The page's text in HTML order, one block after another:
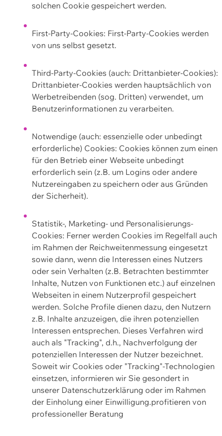
solchen Cookie gespeichert werden.
First-Party-Cookies: First-Party-Cookies werden
von uns selbst gesetzt.
Third-Party-Cookies (auch: Drittanbieter-Cookies):
Drittanbieter-Cookies werden hauptsächlich von
Werbetreibenden (sog. Dritten) verwendet, um
Benutzerinformationen zu verarbeiten.
Notwendige (auch: essenzielle oder unbedingt
erforderliche) Cookies: Cookies können zum einen
für den Betrieb einer Webseite unbedingt
erforderlich sein (z.B. um Logins oder andere
Nutzereingaben zu speichern oder aus Gründen
der Sicherheit).
Statistik-, Marketing- und Personalisierungs-
Cookies: Ferner werden Cookies im Regelfall auch
im Rahmen der Reichweitenmessung eingesetzt
sowie dann, wenn die Interessen eines Nutzers
oder sein Verhalten (z.B. Betrachten bestimmter
Inhalte, Nutzen von Funktionen etc.) auf einzelnen
Webseiten in einem Nutzerprofil gespeichert
werden. Solche Profile dienen dazu, den Nutzern
z.B. Inhalte anzuzeigen, die ihren potenziellen
Interessen entsprechen. Dieses Verfahren wird
auch als "Tracking", d.h., Nachverfolgung der
potenziellen Interessen der Nutzer bezeichnet.
Soweit wir Cookies oder "Tracking"-Technologien
einsetzen, informieren wir Sie gesondert in
unserer Datenschutzerklärung oder im Rahmen
der Einholung einer Einwilligung.profitieren von
professioneller Beratung